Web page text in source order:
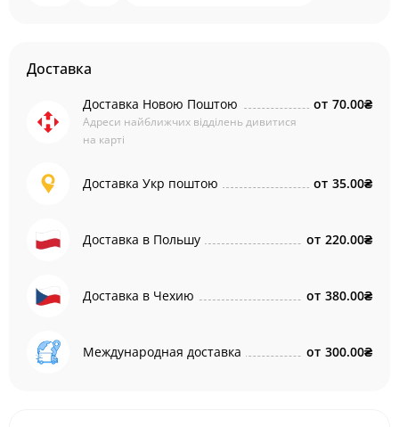
Доставка
Доставка Новою Поштою
Адреси найближчих відділень дивитися
на карті
от 70.00₴
Доставка Укр поштою от 35.00₴
Доставка в Польшу от 220.00₴
Доставка в Чехию от 380.00₴
Международная доставка от 300.00₴